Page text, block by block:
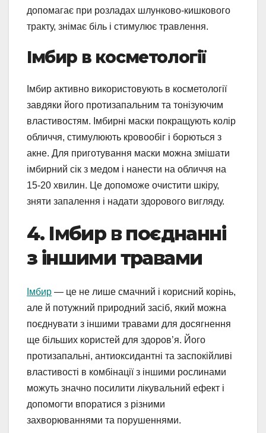
допомагає при розладах шлунково-кишкового
тракту, знімає біль і стимулює травлення.
Імбир в косметології
Імбир активно використовують в косметології
завдяки його протизапальним та тонізуючим
властивостям. Імбирні маски покращують колір
обличчя, стимулюють кровообіг і борються з
акне. Для приготування маски можна змішати
імбирний сік з медом і нанести на обличчя на
15-20 хвилин. Це допоможе очистити шкіру,
зняти запалення і надати здорового вигляду.
4. Імбир в поєднанні
з іншими травами
Імбир — це не лише смачний і корисний корінь,
але й потужний природний засіб, який можна
поєднувати з іншими травами для досягнення
ще більших користей для здоров’я. Його
протизапальні, антиоксидантні та заспокійливі
властивості в комбінації з іншими рослинами
можуть значно посилити лікувальний ефект і
допомогти впоратися з різними
захворюваннями та порушеннями.